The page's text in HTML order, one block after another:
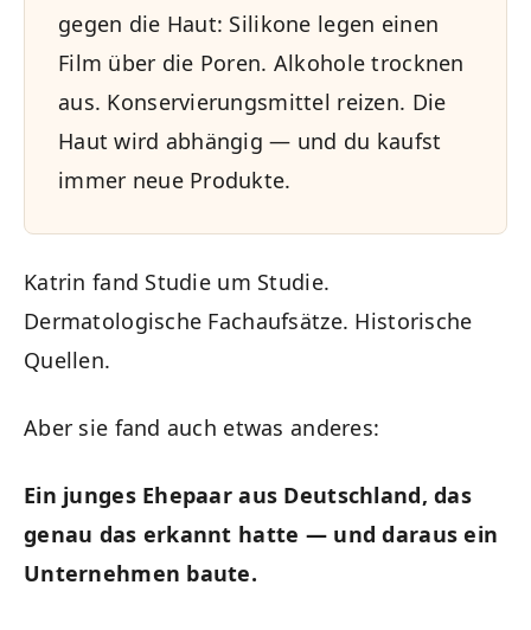
gegen die Haut: Silikone legen einen
Film über die Poren. Alkohole trocknen
aus. Konservierungsmittel reizen. Die
Haut wird abhängig — und du kaufst
immer neue Produkte.
Katrin fand Studie um Studie.
Dermatologische Fachaufsätze. Historische
Quellen.
Aber sie fand auch etwas anderes:
Ein junges Ehepaar aus Deutschland, das
genau das erkannt hatte — und daraus ein
Unternehmen baute.